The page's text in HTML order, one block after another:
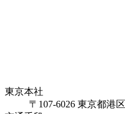
東京本社
〒107-6026 東京都